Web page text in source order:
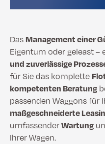
Das Management einer
Eigentum oder geleast –
und zuverlässige
für Sie das komplette
kompetenten Beratung
passenden Waggons für
maßgeschneiderte
umfassenderWartung
Ihrer Wagen.